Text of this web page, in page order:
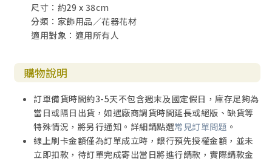
尺寸：約29 x 38cm
分類：家飾用品／花器花材
適用對象：適用所有人
購物說明
訂單備貨時間約3-5天不包含週末及國定假日，庫存足夠為
當日或隔日出貨，如遇廠商調貨時間延長或絕版、缺貨等
特殊情況，將另行通知。詳細請點選常見訂單問題 。
線上刷卡金額僅為訂單成立時，銀行預先授權金額，並未
立即扣款，待訂單完成寄出當日將進行請款，實際請款金